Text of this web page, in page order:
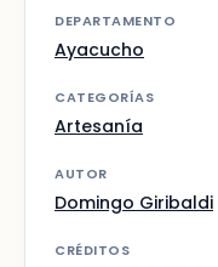
DEPARTAMENTO
Ayacucho
CATEGORÍAS
Artesanía
AUTOR
Domingo Giribaldi
CRÉDITOS